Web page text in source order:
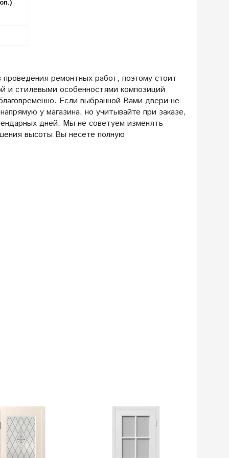
ремонтных работ, поэтому стоит
и стилевыми особенностями композиций
Если выбранной Вами двери не
у магазина, но учитывайте при заказе,
дней. Мы не советуем изменять
высоты Вы несете полную